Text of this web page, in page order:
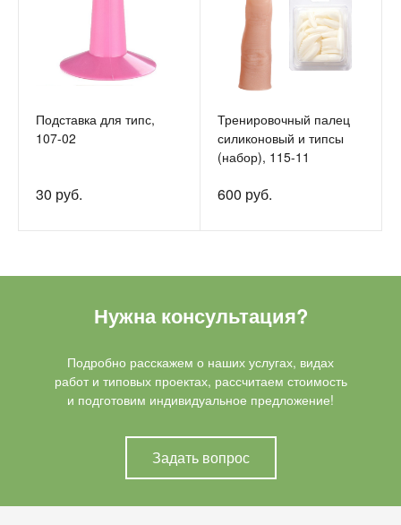
Подставка для типс,
107-02
30 руб.
Тренировочный палец
силиконовый и типсы
(набор), 115-11
600 руб.
Нужна консультация?
Подробно расскажем о наших услугах, видах
работ и типовых проектах, рассчитаем стоимость
и подготовим индивидуальное предложение!
Задать вопрос